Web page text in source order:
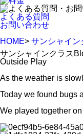
よくある質問
お問い合わせ
HOME> サンシャイン
サンシャインクラス
Outside Play
As the weather is
Today we found bugs
We played together